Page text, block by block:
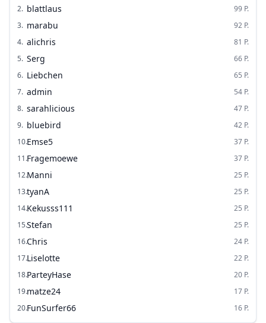
2. blattlaus 99 P.
3. marabu 92 P.
4. alichris 81 P.
5. Serg 66 P.
6. Liebchen 65 P.
7. admin 54 P.
8. sarahlicious 47 P.
9. bluebird 42 P.
10.Emse5 37 P.
11.Fragemoewe 37 P.
12.Manni 25 P.
13.tyanA 25 P.
14.Kekusss111 25 P.
15.Stefan 25 P.
16.Chris 24 P.
17.Liselotte 22 P.
18.ParteyHase 20 P.
19.matze24 17 P.
20.FunSurfer66 16 P.